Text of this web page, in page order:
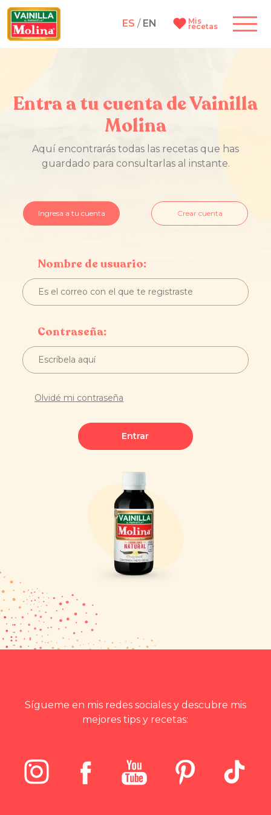
ES / EN Mis
recetas
Entra a tu cuenta de Vainilla
Molina
Aquí encontrarás todas las recetas que has
guardado para consultarlas al instante.
Ingresa a tu cuenta Crear cuenta
Nombre de usuario:
Contraseña:
Olvidé mi contraseña
Entrar
Sígueme en mis redes sociales y descubre mis
mejores tips y recetas: